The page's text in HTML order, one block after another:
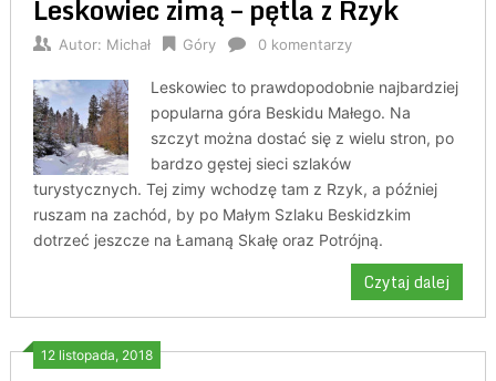
Leskowiec zimą – pętla z Rzyk
Autor: Michał Góry 0 komentarzy
Leskowiec to prawdopodobnie najbardziej
popularna góra Beskidu Małego. Na
szczyt można dostać się z wielu stron, po
bardzo gęstej sieci szlaków
turystycznych. Tej zimy wchodzę tam z Rzyk, a później
ruszam na zachód, by po Małym Szlaku Beskidzkim
dotrzeć jeszcze na Łamaną Skałę oraz Potrójną.
Czytaj dalej
12 listopada, 2018